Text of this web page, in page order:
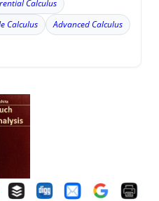
Calculus
Calculus
Advanced Calculus